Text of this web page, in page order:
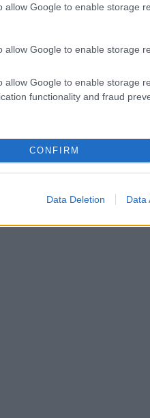
allow Google to enable storage
allow Google to enable storage
allow Google to enable storage
functionality and fraud
CONFIRM
Data Deletion Data